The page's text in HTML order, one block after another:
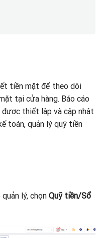
tiền mặt để theo dõi
tại cửa hàng. Báo cáo
thiết lập và cập nhật
toán, quản lý quỹ tiền
lý, chọn Quỹ tiền/Sổ